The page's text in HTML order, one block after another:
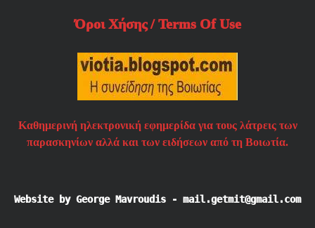
Όροι Χήσης / Terms Of Use
Καθημερινή ηλεκτρονική εφημερίδα για τους λάτρεις των
παρασκηνίων αλλά και των ειδήσεων από τη Βοιωτία.
Website by George Mavroudis - mail.getmit@gmail.com